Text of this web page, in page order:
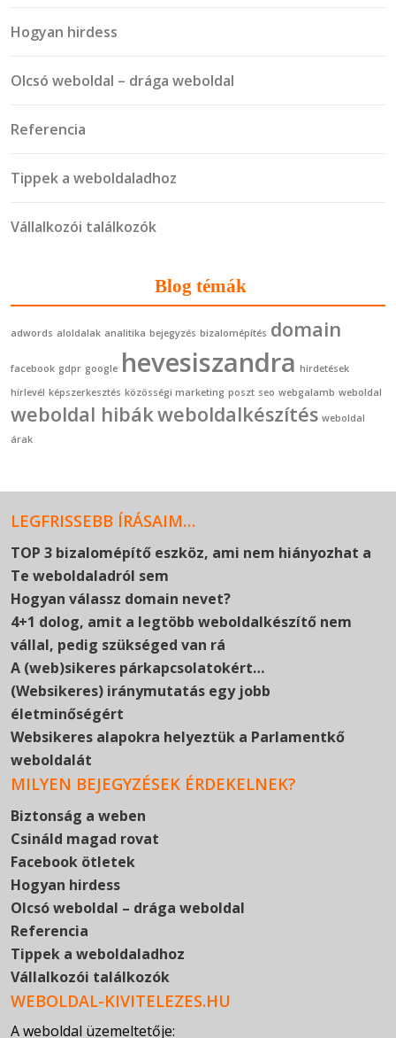
Hogyan hirdess
Olcsó weboldal – drága weboldal
Referencia
Tippek a weboldaladhoz
Vállalkozói találkozók
Blog témák
adwords aloldalak analitika bejegyzés bizalomépítés domain
facebook gdpr google hevesiszandra hirdetések
hírlevél képszerkesztés közösségi marketing poszt seo webgalamb weboldal
weboldal hibákweboldalkészítés weboldal
árak
LEGFRISSEBB ÍRÁSAIM…
TOP 3 bizalomépítő eszköz, ami nem hiányozhat a
Te weboldaladról sem
Hogyan válassz domain nevet?
4+1 dolog, amit a legtöbb weboldalkészítő nem
vállal, pedig szükséged van rá
A (web)sikeres párkapcsolatokért…
(Websikeres) iránymutatás egy jobb
életminőségért
Websikeres alapokra helyeztük a Parlamentkő
weboldalát
MILYEN BEJEGYZÉSEK ÉRDEKELNEK?
Biztonság a weben
Csináld magad rovat
Facebook ötletek
Hogyan hirdess
Olcsó weboldal – drága weboldal
Referencia
Tippek a weboldaladhoz
Vállalkozói találkozók
WEBOLDAL-KIVITELEZES.HU
A weboldal üzemeltetője: